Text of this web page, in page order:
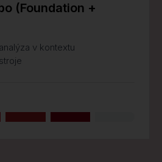
(Foundation +
v kontextu